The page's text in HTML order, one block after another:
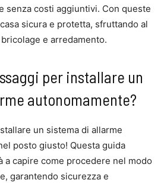
senza costi aggiuntivi. Con queste
sicura e protetta, sfruttando al
e arredamento.
per installare un
autonomamente?
un sistema di allarme
posto giusto! Questa guida
a capire come procedere nel modo
garantendo sicurezza e